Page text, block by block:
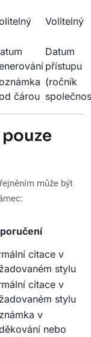
Volitelný
Datum
přístupu
čárou
(ročník
může být
citace v
stylu
citace v
stylu
v
nebo